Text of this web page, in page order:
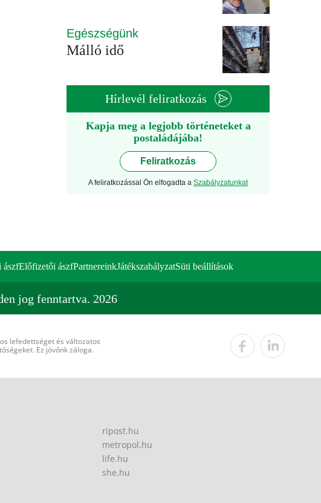
Egészségünk
Málló idő
Hírlevél feliratkozás
Kapja meg a legjobb történeteket a
postaládájába!
Feliratkozás
A feliratkozással Ön elfogadta a Szabályzatunkat
ászfElőfizetői ászfPartnereinkJátékszabályzatSüti beállítások
jog fenntartva. 2026
lefedettséget és változatos
Ez jövőnk záloga.
ripost.hu
metropol.hu
life.hu
she.hu